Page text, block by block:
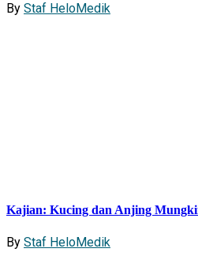
By Staf HeloMedik
Kajian: Kucing dan Anjing
By Staf HeloMedik